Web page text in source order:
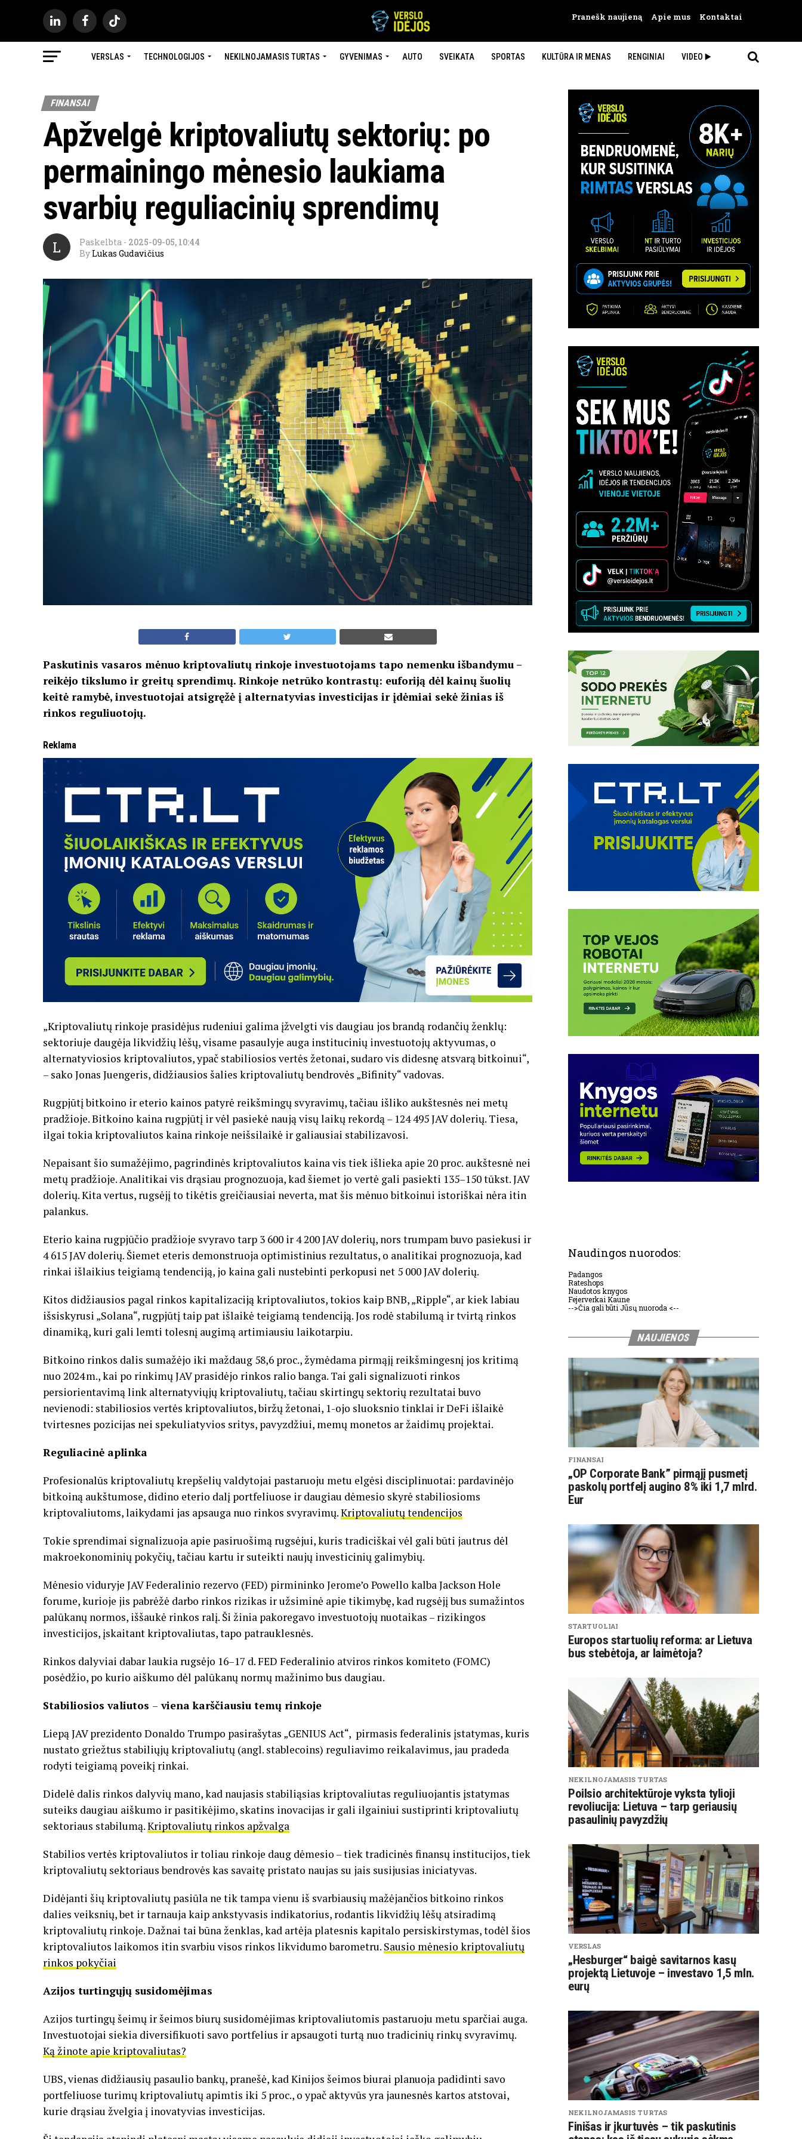
Pranešk naujieną Apie mus Kontaktai
VERSLAS TECHNOLOGIJOS NEKILNOJAMASIS TURTAS GYVENIMAS AUTO SVEIKATA SPORTAS KULTŪRA IR MENAS RENGINIAI VIDEO ▶️
FINANSAI
Apžvelgė kriptovaliutų sektorių: po
permainingo mėnesio laukiama
svarbių reguliacinių sprendimų
L Paskelbta - 2025-09-05, 10:44
By Lukas Gudavičius
Paskutinis vasaros mėnuo kriptovaliutų rinkoje investuotojams tapo nemenku išbandymu –
reikėjo tikslumo ir greitų sprendimų. Rinkoje netrūko kontrastų: euforiją dėl kainų šuolių
keitė ramybė, investuotojai atsigręžė į alternatyvias investicijas ir įdėmiai sekė žinias iš
rinkos reguliuotojų.
Reklama
„Kriptovaliutų rinkoje prasidėjus rudeniui galima įžvelgti vis daugiau jos brandą rodančių ženklų:
sektoriuje daugėja likvidžių lėšų, visame pasaulyje auga institucinių investuotojų aktyvumas, o
alternatyviosios kriptovaliutos, ypač stabiliosios vertės žetonai, sudaro vis didesnę atsvarą bitkoinui“,
– sako Jonas Juengeris, didžiausios šalies kriptovaliutų bendrovės „Bifinity“ vadovas.
Rugpjūtį bitkoino ir eterio kainos patyrė reikšmingų svyravimų, tačiau išliko aukštesnės nei metų
pradžioje. Bitkoino kaina rugpjūtį ir vėl pasiekė naują visų laikų rekordą – 124 495 JAV dolerių. Tiesa,
ilgai tokia kriptovaliutos kaina rinkoje neišsilaikė ir galiausiai stabilizavosi.
Nepaisant šio sumažėjimo, pagrindinės kriptovaliutos kaina vis tiek išlieka apie 20 proc. aukštesnė nei
metų pradžioje. Analitikai vis drąsiau prognozuoja, kad šiemet jo vertė gali pasiekti 135–150 tūkst. JAV
dolerių. Kita vertus, rugsėjį to tikėtis greičiausiai neverta, mat šis mėnuo bitkoinui istoriškai nėra itin
palankus.
Eterio kaina rugpjūčio pradžioje svyravo tarp 3 600 ir 4 200 JAV dolerių, nors trumpam buvo pasiekusi ir
4 615 JAV dolerių. Šiemet eteris demonstruoja optimistinius rezultatus, o analitikai prognozuoja, kad
rinkai išlaikius teigiamą tendenciją, jo kaina gali nustebinti perkopusi net 5 000 JAV dolerių.
Kitos didžiausios pagal rinkos kapitalizaciją kriptovaliutos, tokios kaip BNB, „Ripple“, ar kiek labiau
išsiskyrusi „Solana“, rugpjūtį taip pat išlaikė teigiamą tendenciją. Jos rodė stabilumą ir tvirtą rinkos
dinamiką, kuri gali lemti tolesnį augimą artimiausiu laikotarpiu.
Bitkoino rinkos dalis sumažėjo iki maždaug 58,6 proc., žymėdama pirmąjį reikšmingesnį jos kritimą
nuo 2024 m., kai po rinkimų JAV prasidėjo rinkos ralio banga. Tai gali signalizuoti rinkos
persiorientavimą link alternatyviųjų kriptovaliutų, tačiau skirtingų sektorių rezultatai buvo
nevienodi: stabiliosios vertės kriptovaliutos, biržų žetonai, 1-ojo sluoksnio tinklai ir DeFi išlaikė
tvirtesnes pozicijas nei spekuliatyvios sritys, pavyzdžiui, memų monetos ar žaidimų projektai.
Reguliacinė aplinka
Profesionalūs kriptovaliutų krepšelių valdytojai pastaruoju metu elgėsi disciplinuotai: pardavinėjo
bitkoiną aukštumose, didino eterio dalį portfeliuose ir daugiau dėmesio skyrė stabiliosioms
kriptovaliutoms, laikydami jas apsauga nuo rinkos svyravimų.Kriptovaliutų tendencijos
Tokie sprendimai signalizuoja apie pasiruošimą rugsėjui, kuris tradiciškai vėl gali būti jautrus dėl
makroekonominių pokyčių, tačiau kartu ir suteikti naujų investicinių galimybių.
Mėnesio viduryje JAV Federalinio rezervo (FED) pirmininko Jerome’o Powello kalba Jackson Hole
forume, kurioje jis pabrėžė darbo rinkos rizikas ir užsiminė apie tikimybę, kad rugsėjį bus sumažintos
palūkanų normos, iššaukė rinkos ralį. Ši žinia pakoregavo investuotojų nuotaikas – rizikingos
investicijos, įskaitant kriptovaliutas, tapo patrauklesnės.
Rinkos dalyviai dabar laukia rugsėjo 16–17 d. FED Federalinio atviros rinkos komiteto (FOMC)
posėdžio, po kurio aiškumo dėl palūkanų normų mažinimo bus daugiau.
Stabiliosios valiutos – viena karščiausiu temų rinkoje
Liepą JAV prezidento Donaldo Trumpo pasirašytas „GENIUS Act“, pirmasis federalinis įstatymas, kuris
nustato griežtus stabiliųjų kriptovaliutų (angl. stablecoins) reguliavimo reikalavimus, jau pradeda
rodyti teigiamą poveikį rinkai.
Didelė dalis rinkos dalyvių mano, kad naujasis stabiliąsias kriptovaliutas reguliuojantis įstatymas
suteiks daugiau aiškumo ir pasitikėjimo, skatins inovacijas ir gali ilgainiui sustiprinti kriptovaliutų
sektoriaus stabilumą.Kriptovaliutų rinkos apžvalga
Stabilios vertės kriptovaliutos ir toliau rinkoje daug dėmesio – tiek tradicinės finansų institucijos, tiek
kriptovaliutų sektoriaus bendrovės kas savaitę pristato naujas su jais susijusias iniciatyvas.
Didėjanti šių kriptovaliutų pasiūla ne tik tampa vienu iš svarbiausių mažėjančios bitkoino rinkos
dalies veiksnių, bet ir tarnauja kaip ankstyvasis indikatorius, rodantis likvidžių lėšų atsiradimą
kriptovaliutų rinkoje. Dažnai tai būna ženklas, kad artėja platesnis kapitalo persiskirstymas, todėl šios
kriptovaliutos laikomos itin svarbiu visos rinkos likvidumo barometru. Sausio mėnesio kriptovaliutų
rinkos pokyčiai
Azijos turtingųjų susidomėjimas
Azijos turtingų šeimų ir šeimos biurų susidomėjimas kriptovaliutomis pastaruoju metu sparčiai auga.
Investuotojai siekia diversifikuoti savo portfelius ir apsaugoti turtą nuo tradicinių rinkų svyravimų.
Ką žinote apie kriptovaliutas?
UBS, vienas didžiausių pasaulio bankų, pranešė, kad Kinijos šeimos biurai planuoja padidinti savo
portfeliuose turimų kriptovaliutų apimtis iki 5 proc., o ypač aktyvūs yra jaunesnės kartos atstovai,
kurie drąsiau žvelgia į inovatyvias investicijas.
Naudingos nuorodos:
Padangos
Rateshops
Naudotos knygos
Fejerverkai Kaune
-->Čia gali būti Jūsų nuoroda <--
NAUJIENOS
FINANSAI
„OP Corporate Bank” pirmąjį pusmetį
paskolų portfelį augino 8% iki 1,7 mlrd.
Eur
STARTUOLIAI
Europos startuolių reforma: ar Lietuva
bus stebėtoja, ar laimėtoja?
NEKILNOJAMASIS TURTAS
Poilsio architektūroje vyksta tylioji
revoliucija: Lietuva – tarp geriausių
pasaulinių pavyzdžių
VERSLAS
„Hesburger“ baigė savitarnos kasų
projektą Lietuvoje – investavo 1,5 mln.
eurų
NEKILNOJAMASIS TURTAS
Finišas ir įkurtuvės – tik paskutinis